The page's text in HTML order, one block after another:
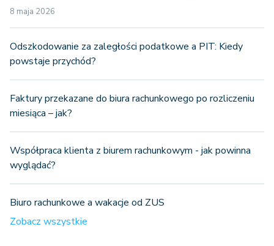
8 maja 2026
Odszkodowanie za zaległości podatkowe a PIT: Kiedy
powstaje przychód?
Faktury przekazane do biura rachunkowego po rozliczeniu
miesiąca – jak?
Współpraca klienta z biurem rachunkowym - jak powinna
wyglądać?
Biuro rachunkowe a wakacje od ZUS
Zobacz wszystkie